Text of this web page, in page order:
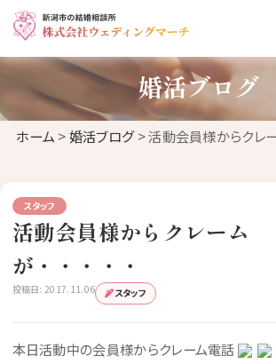
婚活ブログ
ホーム >婚活ブログ> 活動会員様からクレーム
スタッフ
活動会員様からクレーム
が・・・・・
投稿日: 2017.11.06 スタッフ
本日活動中の会員様からクレーム電話